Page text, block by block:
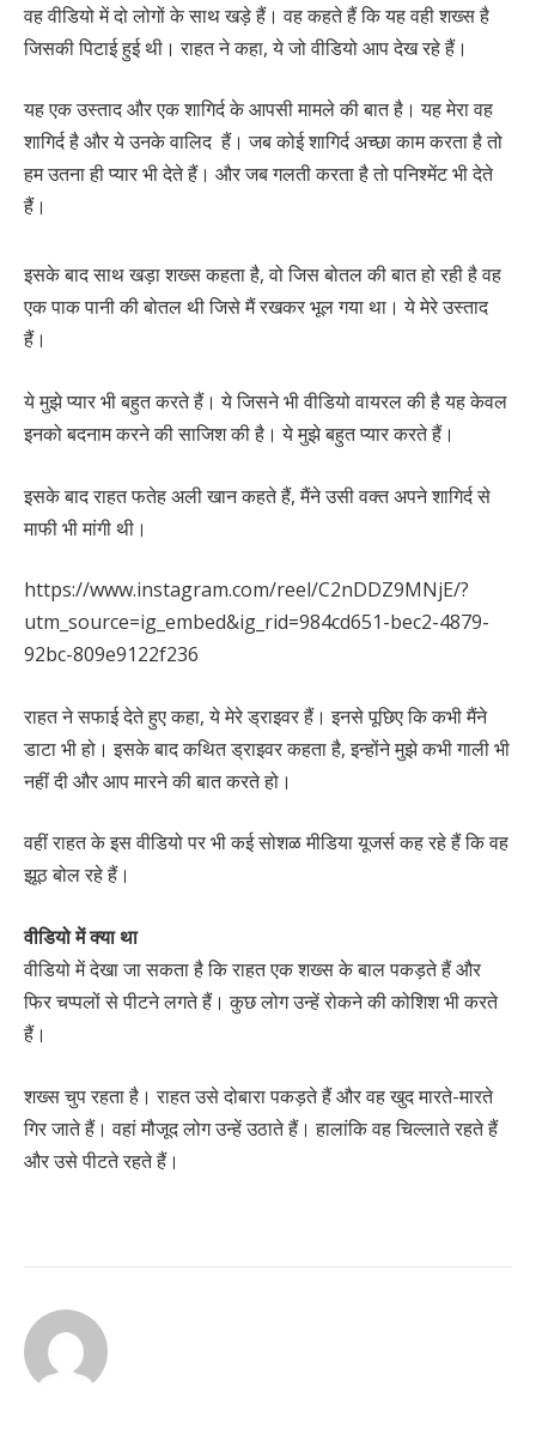
वह वीडियो में दो लोगों के साथ खड़े हैं। वह कहते हैं कि यह वही शख्स है
जिसकी पिटाई हुई थी। राहत ने कहा, ये जो वीडियो आप देख रहे हैं।
यह एक उस्ताद और एक शागिर्द के आपसी मामले की बात है। यह मेरा वह
शागिर्द है और ये उनके वालिद हैं। जब कोई शागिर्द अच्छा काम करता है तो
हम उतना ही प्यार भी देते हैं। और जब गलती करता है तो पनिश्मेंट भी देते
हैं।
इसके बाद साथ खड़ा शख्स कहता है, वो जिस बोतल की बात हो रही है वह
एक पाक पानी की बोतल थी जिसे मैं रखकर भूल गया था। ये मेरे उस्ताद
हैं।
ये मुझे प्यार भी बहुत करते हैं। ये जिसने भी वीडियो वायरल की है यह केवल
इनको बदनाम करने की साजिश की है। ये मुझे बहुत प्यार करते हैं।
इसके बाद राहत फतेह अली खान कहते हैं, मैंने उसी वक्त अपने शागिर्द से
माफी भी मांगी थी।
https://www.instagram.com/reel/C2nDDZ9MNjE/?
utm_source=ig_embed&ig_rid=984cd651-bec2-4879-
92bc-809e9122f236
राहत ने सफाई देते हुए कहा, ये मेरे ड्राइवर हैं। इनसे पूछिए कि कभी मैंने
डाटा भी हो। इसके बाद कथित ड्राइवर कहता है, इन्होंने मुझे कभी गाली भी
नहीं दी और आप मारने की बात करते हो।
वहीं राहत के इस वीडियो पर भी कई सोशळ मीडिया यूजर्स कह रहे हैं कि वह
झूठ बोल रहे हैं।
वीडियो में क्या था
वीडियो में देखा जा सकता है कि राहत एक शख्स के बाल पकड़ते हैं और
फिर चप्पलों से पीटने लगते हैं। कुछ लोग उन्हें रोकने की कोशिश भी करते
हैं।
शख्स चुप रहता है। राहत उसे दोबारा पकड़ते हैं और वह खुद मारते-मारते
गिर जाते हैं। वहां मौजूद लोग उन्हें उठाते हैं। हालांकि वह चिल्लाते रहते हैं
और उसे पीटते रहते हैं।